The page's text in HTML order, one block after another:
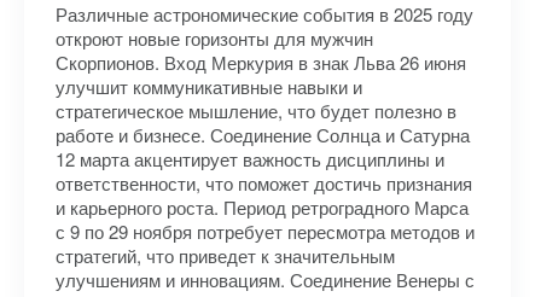
Различные астрономические события в 2025 году
откроют новые горизонты для мужчин
Скорпионов. Вход Меркурия в знак Льва 26 июня
улучшит коммуникативные навыки и
стратегическое мышление, что будет полезно в
работе и бизнесе. Соединение Солнца и Сатурна
12 марта акцентирует важность дисциплины и
ответственности, что поможет достичь признания
и карьерного роста. Период ретроградного Марса
с 9 по 29 ноября потребует пересмотра методов и
стратегий, что приведет к значительным
улучшениям и инновациям. Соединение Венеры с